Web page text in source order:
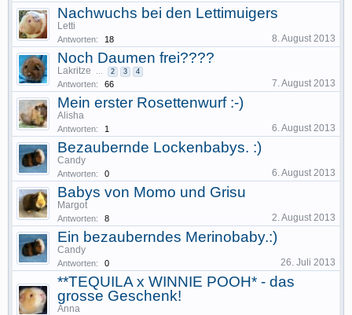
Nachwuchs bei den Lettimuigers
Letti
Antworten: 18 8. August 2013
Noch Daumen frei????
Lakritze ... 2 3 4
Antworten: 66 7. August 2013
Mein erster Rosettenwurf :-)
Alisha
Antworten: 1 6. August 2013
Bezaubernde Lockenbabys. :)
Candy
Antworten: 0 6. August 2013
Babys von Momo und Grisu
Margot
Antworten: 8 2. August 2013
Ein bezauberndes Merinobaby.:)
Candy
Antworten: 0 26. Juli 2013
**TEQUILA x WINNIE POOH* - das
grosse Geschenk!
Anna